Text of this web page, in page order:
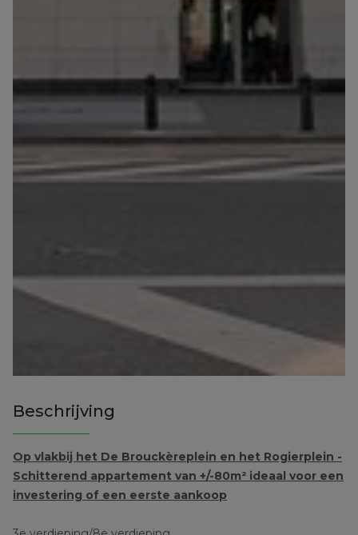
Beschrijving
Op vlakbij het De Brouckèreplein en het Rogierplein -
Schitterend appartement van +/-80m² ideaal voor een
investering of een eerste aankoop